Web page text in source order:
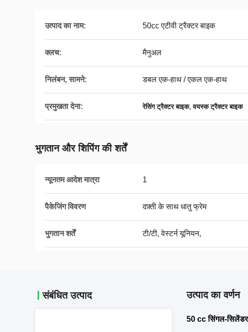
उत्पाद का नाम: 50cc एटीवी ट्रैक्टर बाइक
क्लच: मैनुअल
निलंबन, सामने: डबल एक-हाथ / एकल एक-हाथ
प्रमुखता देना: रेसिंग ट्रैक्टर बाइक,वयस्क ट्रैक्टर बाइक
भुगतान और शिपिंग की शर्तें
न्यूनतम आदेश मात्रा 1
पैकेजिंग विवरण दफ़्ती के साथ धातु फ्रेम
भुगतान शर्तें टी/टी, वेस्टर्न यूनियन,
संबंधित उत्पाद उत्पाद का वर्णन
50 cc सिंगल-सिलेंडर